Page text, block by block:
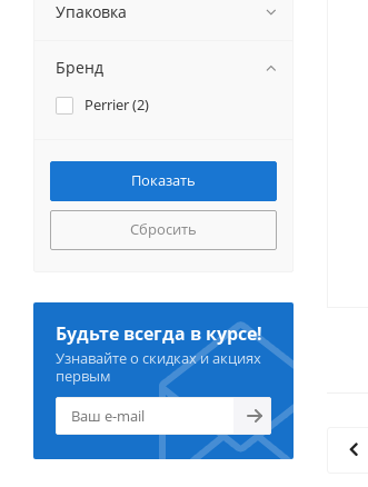
Упаковка
Бренд
Perrier (2)
Сбросить
Будьте всегда в курсе!
Узнавайте о скидках и акциях
первым